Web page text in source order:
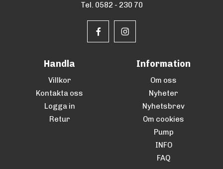
Tel. 0582 - 230 70
Handla
Villkor
Kontakta oss
Logga in
Retur
Information
Om oss
Nyheter
Nyhetsbrev
Om cookies
Pump
INFO
FAQ